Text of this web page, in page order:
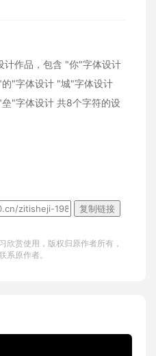
计作品，包含 "你"字体设计
的"字体设计 "城"字体设计
垒"字体设计 共8个字符的设
复制链接
欣赏使用，版权归原作者所有，
系原作者。